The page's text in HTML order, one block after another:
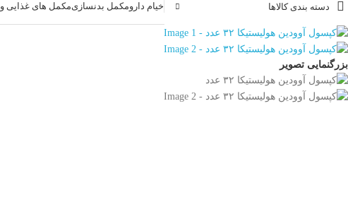
دسته بندی کالاها خیام دارومکمل بدنسازیمکمل های غذایی و
بزرگنمایی تصویر